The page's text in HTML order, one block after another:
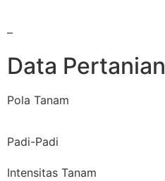
–
Data Pertanian
Pola Tanam
Padi-Padi
Intensitas Tanam